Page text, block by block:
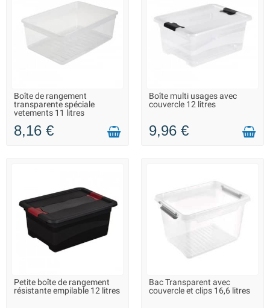
EN STOCK DANS 7 JOURS -
VOUS POUVEZ COMMANDER
Boîte de rangement
transparente spéciale
vetements 11 litres
8,16 €
EN STOCK DANS 7 JOURS -
VOUS POUVEZ COMMANDER
Boîte multi usages avec
couvercle 12 litres
9,96 €
LIVRAISON 2 À 3 JOURS
Petite boîte de rangement
résistante empilable 12 litres
LIVRAISON 2 À 3 JOURS
Bac Transparent avec
couvercle et clips 16,6 litres